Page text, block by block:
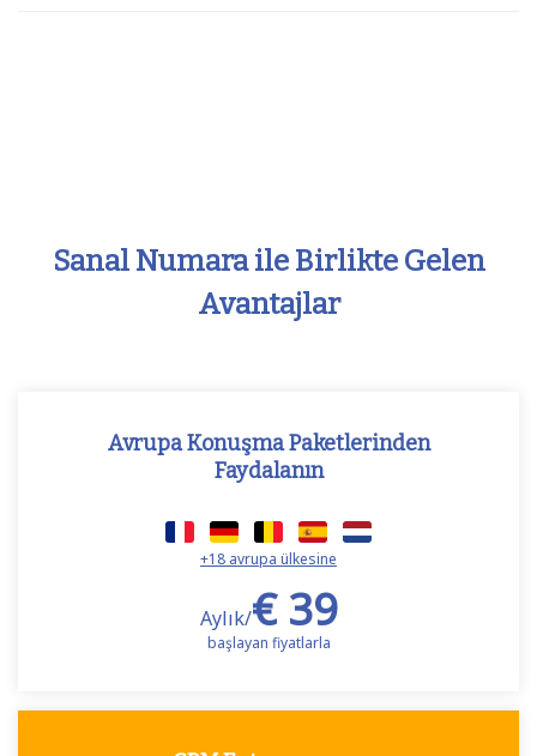
Sanal Numara ile Birlikte Gelen
Avantajlar
Avrupa Konuşma Paketlerinden
Faydalanın
+18 avrupa ülkesine
Aylık/€ 39
başlayan fiyatlarla